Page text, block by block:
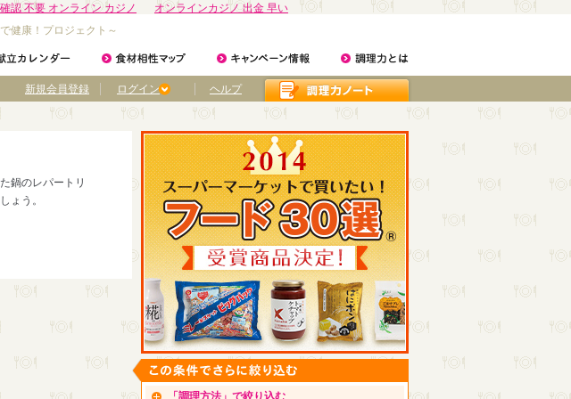
認 不要 オンライン カジノ
オンラインカジノ 出金 早い
健康！プロジェクト～
ヘルプ
ログイン
新規会員登録
鍋のレパートリ
ょう。
「調理方法」で絞り込む